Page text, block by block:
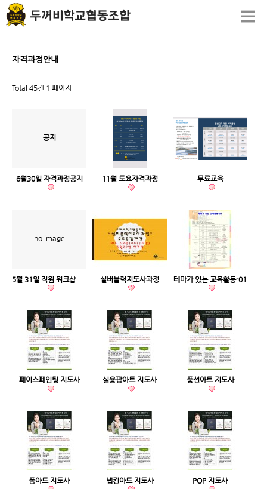
자격과정안내
Total 45건 1 페이지
공지
6월30일 자격과정공지 11월 토요자격과정 무료교육
no image
5월 31일 직원 워크샵일정 실버블럭지도사과정 테마가 있는 교육활동-01
페이스페인팅 지도사 실용팝아트 지도사 풍선아트 지도사
폼아트 지도사 냅킨아트 지도사 POP 지도사